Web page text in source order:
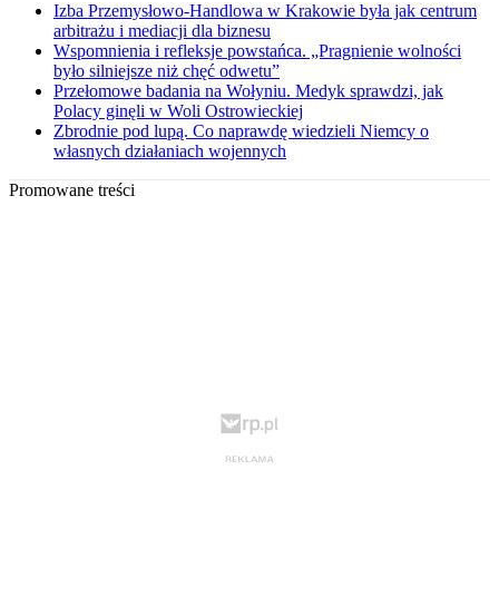
Izba Przemysłowo-Handlowa w Krakowie była jak centrum
arbitrażu i mediacji dla biznesu
Wspomnienia i refleksje powstańca. „Pragnienie wolności
było silniejsze niż chęć odwetu”
Przełomowe badania na Wołyniu. Medyk sprawdzi, jak
Polacy ginęli w Woli Ostrowieckiej
Zbrodnie pod lupą. Co naprawdę wiedzieli Niemcy o
własnych działaniach wojennych
Promowane treści